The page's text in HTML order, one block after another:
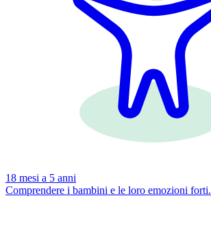
18 mesi a 5 anni
Comprendere i bambini e le loro emozioni forti.